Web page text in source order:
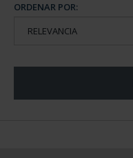
ORDENAR POR: